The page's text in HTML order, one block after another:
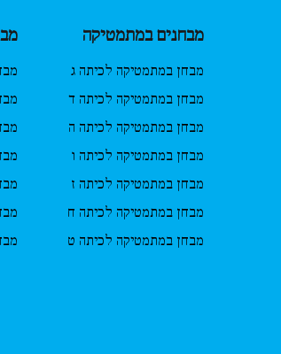
מבחנים במתמטיקה
מבחן במתמטיקה לכיתה ג
מבחן במתמטיקה לכיתה ד
מבחן במתמטיקה לכיתה ה
מבחן במתמטיקה לכיתה ו
מבחן במתמטיקה לכיתה ז
מבחן במתמטיקה לכיתה ח
מבחן במתמטיקה לכיתה ט